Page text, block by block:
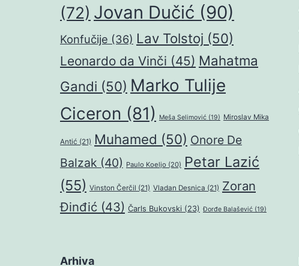
(72) Jovan Dučić (90)
Konfučije (36) Lav Tolstoj (50)
Leonardo da Vinči (45) Mahatma
Gandi (50) Marko Tulije
Ciceron (81) Meša Selimović (19) Miroslav Mika
Antić (21) Muhamed (50) Onore De
Balzak (40) Paulo Koeljo (20) Petar Lazić
(55) Vinston Čerčil (21) Vladan Desnica (21) Zoran
Đinđić (43) Čarls Bukovski (23) Đorđe Balašević (19)
Arhiva